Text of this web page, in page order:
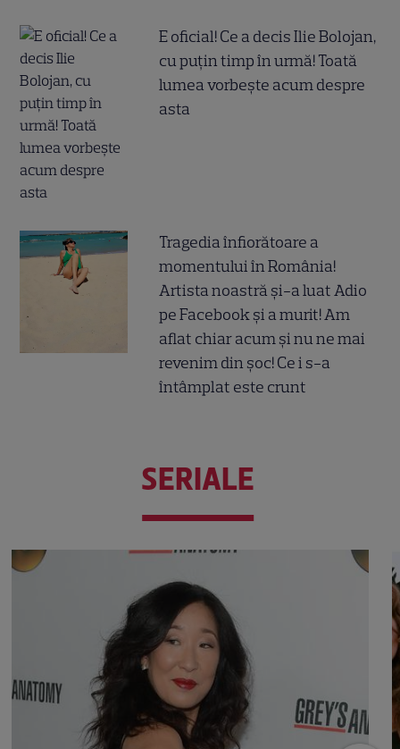
E oficial! Ce a decis Ilie Bolojan,
cu puțin timp în urmă! Toată
lumea vorbește acum despre
asta
Tragedia înfiorătoare a
momentului în România!
Artista noastră și-a luat Adio
pe Facebook și a murit! Am
aflat chiar acum și nu ne mai
revenim din șoc! Ce i s-a
întâmplat este crunt
SERIALE